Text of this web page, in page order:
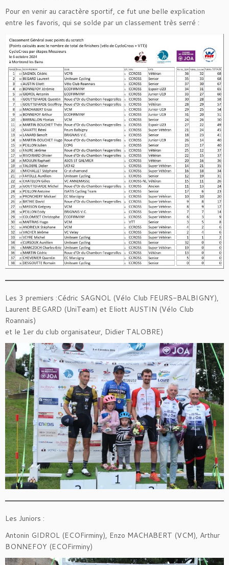
Pour en venir au caractère sportif, ce fut une belle explication
entre les favoris, qui se solde par un classement très serré :
Les 3 premiers :Cédric SAGNOL (Vélo Club FEURS-BALBIGNY),
Laurent BEGARD (UniTeam) et Eliott AUSTIN (Vélo Club
Roannais)
et le 1er du club organisateur, Didier TALOBRE)
Les Juniors :
Antonin GIDROL (ECOFirminy), Enzo MACHABERT (VCM), Arthur
BONNEFOY (ECOFirminy)